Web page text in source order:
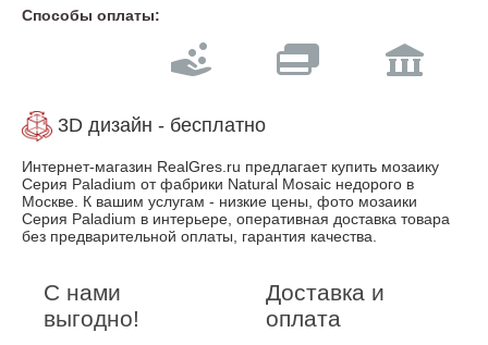
Способы оплаты:
3D дизайн - бесплатно
Интернет-магазин RealGres.ru предлагает купить мозаику
Серия Paladium от фабрики Natural Mosaic недорого в
Москве. К вашим услугам - низкие цены, фото мозаики
Серия Paladium в интерьере, оперативная доставка товара
без предварительной оплаты, гарантия качества.
С нами
выгодно!
Доставка и
оплата